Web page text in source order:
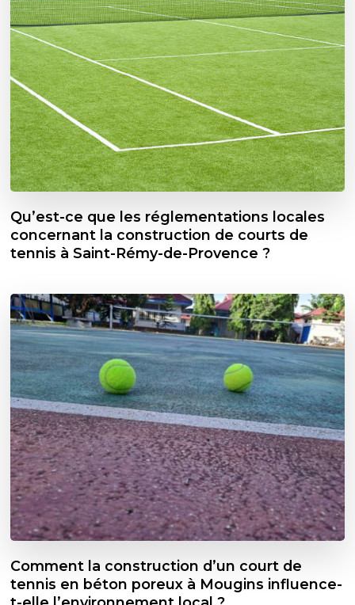
Qu’est-ce que les réglementations locales
concernant la construction de courts de
tennis à Saint-Rémy-de-Provence ?
Comment la construction d’un court de
tennis en béton poreux à Mougins influence-